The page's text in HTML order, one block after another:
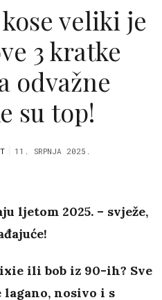
veliki je
3 kratke
odvažne
su top!
11. SRPNJA 2025.
ljetom 2025. – svježe,
ili bob iz 90-ih? Sve
nosivo i s